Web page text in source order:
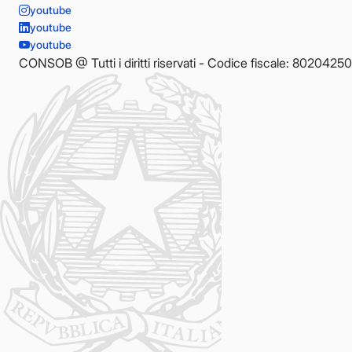
youtube
youtube
youtube
CONSOB @ Tutti i diritti riservati - Codice fiscale: